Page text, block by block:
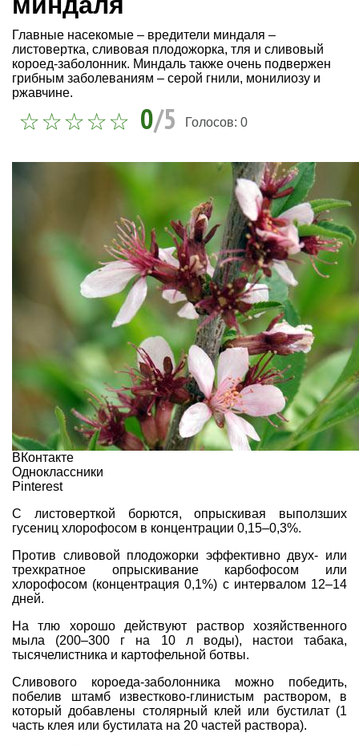
Главные насекомые – вредители миндаля –
листовертка, сливовая плодожорка, тля и сливовый
короед-заболонник. Миндаль также очень подвержен
грибным заболеваниям – серой гнили, монилиозу и
ржавчине.
0/5 Голосов: 0
ВКонтакте
Одноклассники
Pinterest
С листоверткой борются, опрыскивая выползших
гусениц хлорофосом в концентрации 0,15–0,3%.
Против сливовой плодожорки эффективно двух- или
трехкратное опрыскивание карбофосом или
хлорофосом (концентрация 0,1%) с интервалом 12–14
дней.
Натлю хорошо действуют раствор хозяйственного
мыла (200–300 г на 10 л воды), настои табака,
тысячелистника и картофельной ботвы.
Сливового короеда-заболонника можно победить,
побелив штамбизвестково-глинистым раствором, в
который добавлены столярный клей или бустилат (1
часть клея или бустилата на 20 частей раствора).